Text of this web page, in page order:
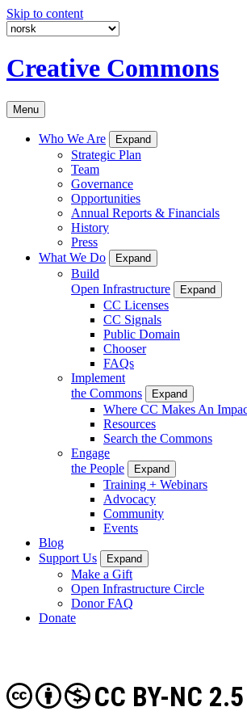
Skip to content
Creative Commons
Menu
Who We Are Expand
Strategic Plan
Team
Governance
Opportunities
Annual Reports & Financials
History
Press
What We Do
Expand
Build
Open Infrastructure
Expand
CC Licenses
CC Signals
Public Domain
Chooser
FAQs
Implement
the Commons
Expand
Where CC Makes An
Resources
Search the Commons
Engage
the People
Expand
Training + Webinars
Advocacy
Community
Events
Blog
Support Us
Expand
Make a Gift
Open Infrastructure Circle
Donor FAQ
Donate
CC BY-NC